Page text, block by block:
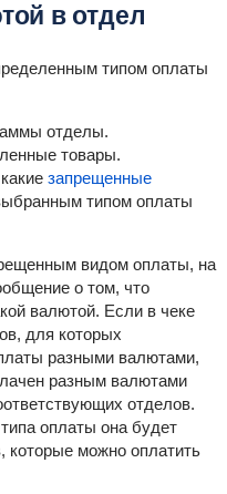
в отдел
типом оплаты
отделы.
товары.
запрещенные
типом оплаты
видом оплаты, на
о том, что
валютой. Если в чеке
для которых
разными валютами,
разным валютами
отделов.
оплаты она будет
которые можно оплатить